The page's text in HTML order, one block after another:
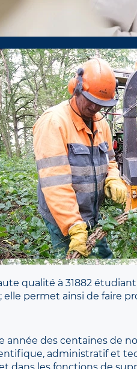
qualité à 31882
permet ainsi de faire
année des centaines de
administratif et